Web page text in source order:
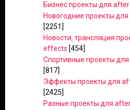
Бизнес проекты для
Новогодние проекты
[2251]
Новости, трансляция
effects [454]
Спортивные проекты
[817]
Эффекты проекты для
[2425]
Разные проекты для